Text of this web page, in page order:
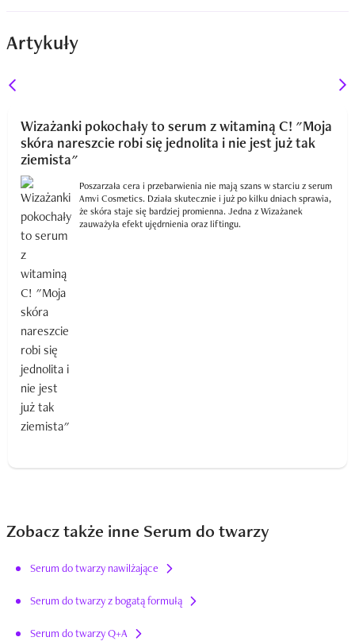
Artykuły
Wizażanki pokochały to serum z witaminą C! "Moja
skóra nareszcie robi się jednolita i nie jest już tak
ziemista"
Poszarzała cera i przebarwienia nie mają szans w starciu z serum
Amvi Cosmetics. Działa skutecznie i już po kilku dniach sprawia,
że skóra staje się bardziej promienna. Jedna z Wizażanek
zauważyła efekt ujędrnienia oraz liftingu.
Zobacz także inne Serum do twarzy
Serum do twarzy nawilżające
Serum do twarzy z bogatą formułą
Serum do twarzy Q+A